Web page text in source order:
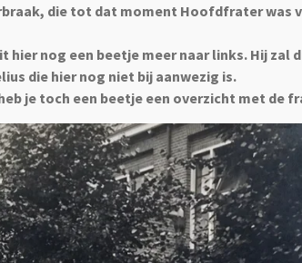
die tot dat moment Hoofdfrater was
hier nog een beetje meer naar links. Hij
die hier nog niet bij aanwezig is.
je toch een beetje een overzicht met de